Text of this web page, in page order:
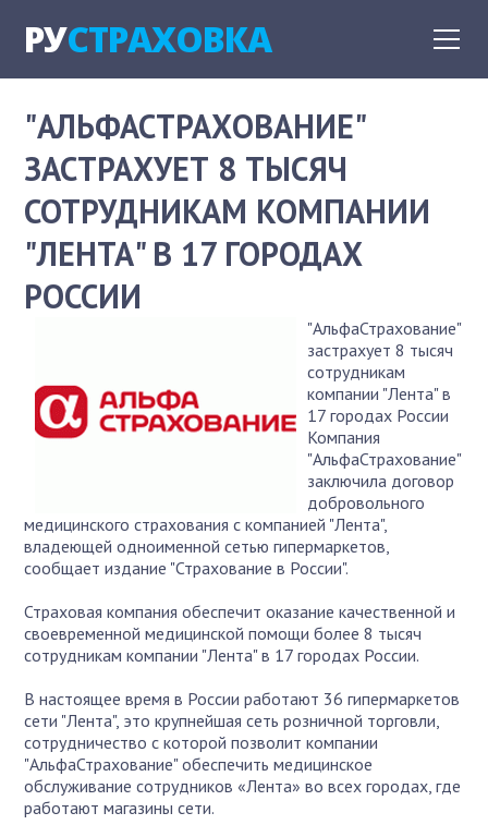
РУСТРАХОВКА
"АЛЬФАСТРАХОВАНИЕ"
ЗАСТРАХУЕТ 8 ТЫСЯЧ
СОТРУДНИКАМ КОМПАНИИ
"ЛЕНТА" В 17 ГОРОДАХ
РОССИИ
"АльфаСтрахование"
застрахует 8 тысяч
сотрудникам
компании "Лента" в
17 городах России
Компания
"АльфаСтрахование"
заключила договор
добровольного
медицинского страхования с компанией "Лента",
владеющей одноименной сетью гипермаркетов,
сообщает издание "Страхование в России".
Страховая компания обеспечит оказание качественной и
своевременной медицинской помощи более 8 тысяч
сотрудникам компании "Лента" в 17 городах России.
В настоящее время в России работают 36 гипермаркетов
сети "Лента", это крупнейшая сеть розничной торговли,
сотрудничество с которой позволит компании
"АльфаСтрахование" обеспечить медицинское
обслуживание сотрудников «Лента» во всех городах, где
работают магазины сети.